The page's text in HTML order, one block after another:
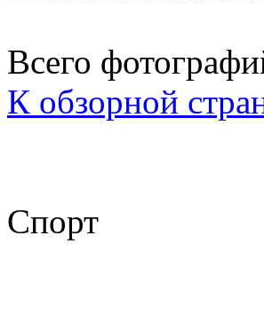
Всего
К обзорной
Спорт